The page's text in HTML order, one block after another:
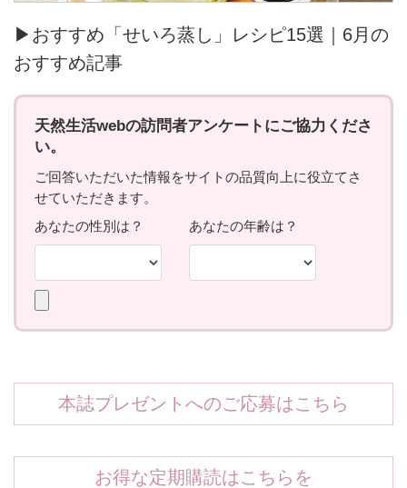
▶おすすめ「せいろ蒸し」レシピ15選｜6月の
おすすめ記事
本誌プレゼントへのご応募はこちら
お得な定期購読はこちらを